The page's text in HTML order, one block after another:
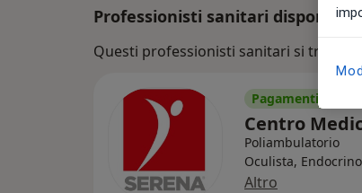
Professionisti sanitari disponibili
Questi professionisti sanitari si
Pagamenti online
Centro
Poliambulatorio
Oculista,
Altro